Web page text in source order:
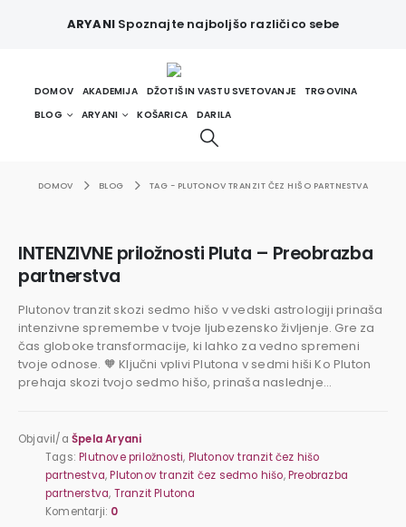
ARYANI Spoznajte najboljšo različico sebe
DOMOV AKADEMIJA DŽOTIŠ IN VASTU SVETOVANJE
TRGOVINA
BLOG
ARYANI KOŠARICA DARILA
DOMOV BLOG TAG - PLUTONOV TRANZIT ČEZ HIŠO PARTNESTVA
INTENZIVNE priložnosti Pluta – Preobrazba
partnerstva
Plutonov tranzit skozi sedmo hišo v vedski astrologiji prinaša
intenzivne spremembe v tvoje ljubezensko življenje. Gre za
čas globoke transformacije, ki lahko za vedno spremeni
tvoje odnose. 🧡 Ključni vplivi Plutona v sedmi hiši Ko Pluton
prehaja skozi tvojo sedmo hišo, prinaša naslednje...
Objavil/a Špela Aryani
Tags:Plutnove priložnosti, Plutonov tranzit čez hišo
partnestva,Plutonov tranzit čez sedmo hišo,Preobrazba
partnerstva, Tranzit Plutona
Komentarji: 0